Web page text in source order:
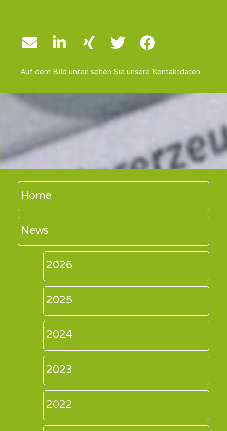
Auf dem Bild unten sehen Sie unsere Kontaktdaten
Home
News
2026
2025
2024
2023
2022